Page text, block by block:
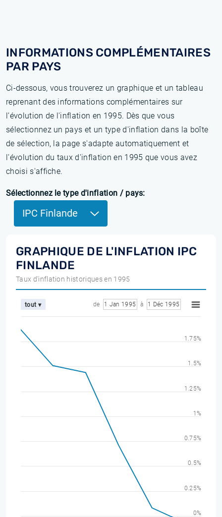
INFORMATIONS COMPLÉMENTAIRES
PAR PAYS
Ci-dessous, vous trouverez un graphique et un tableau
reprenant des informations complémentaires sur
l’évolution de l'inflation en 1995. Dès que vous
sélectionnez un pays et un type d'inflation dans la boîte
de sélection, la page s'adapte automatiquement et
l'évolution du taux d'inflation en 1995 que vous avez
choisi s'affiche.
Sélectionnez le type d'inflation / pays:
IPC Finlande
GRAPHIQUE DE L'INFLATION IPC
FINLANDE
Taux d'inflation historiques en 1995
tout ▾ de 1 Jan 1995 à 1 Déc 1995
0%
0.25%
0.5%
0.75%
1%
1.25%
1.5%
1.75%